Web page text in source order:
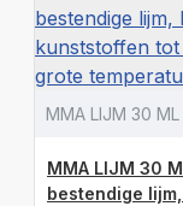
MMA LIJM 30
MMA LIJM 30
bestendige